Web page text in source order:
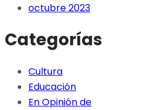
octubre 2023
Categorías
Cultura
Educación
En Opinión de